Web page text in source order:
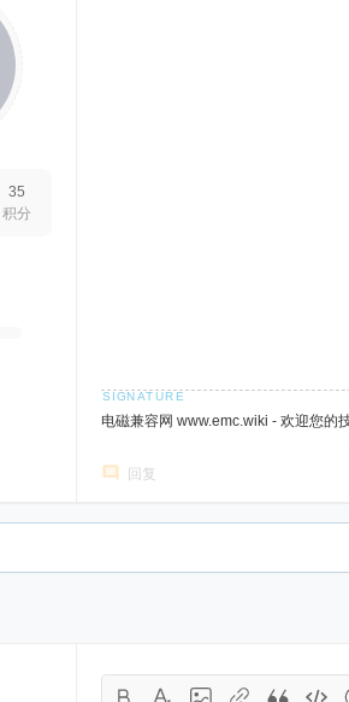
35
积分
电磁兼容网 www.emc.wiki - 欢迎您的
回复